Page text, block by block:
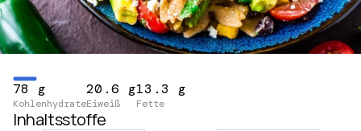
78 g
Kohlenhydrate
20.6 g
Eiweiß
13.3 g
Fette
Inhaltsstoffe